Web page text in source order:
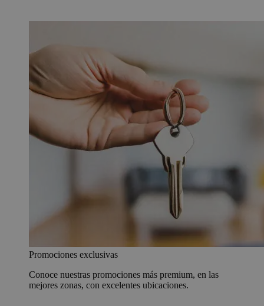
Promociones exclusivas
Conoce nuestras promociones más premium, en las
mejores zonas, con excelentes ubicaciones.